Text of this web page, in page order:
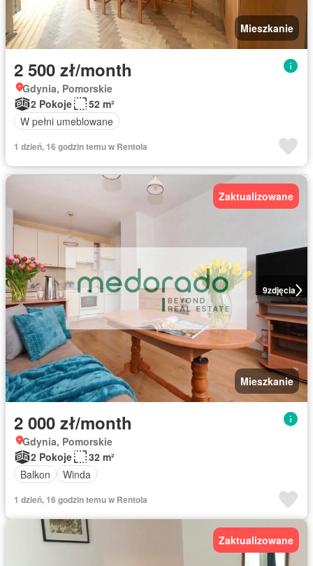
Mieszkanie
2 500 zł/month
Gdynia, Pomorskie
2 Pokoje
52 m²
W pełni umeblowane
1 dzień, 16 godzin temu w Rentola
9zdjęcia
Zaktualizowane
Mieszkanie
2 000 zł/month
Gdynia, Pomorskie
2 Pokoje
32 m²
Balkon
Winda
1 dzień, 16 godzin temu w Rentola
Zaktualizowane